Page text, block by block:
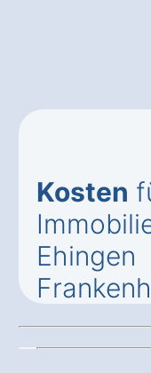
Kosten
Ehingen